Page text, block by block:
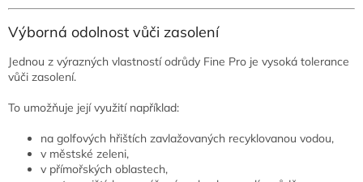
Výborná odolnost vůči zasolení
Jednou z výrazných vlastností odrůdy Fine Pro je vysoká tolerance
vůči zasolení.
To umožňuje její využití například:
na golfových hřištích zavlažovaných recyklovanou vodou,
v městské zeleni,
v přímořských oblastech,